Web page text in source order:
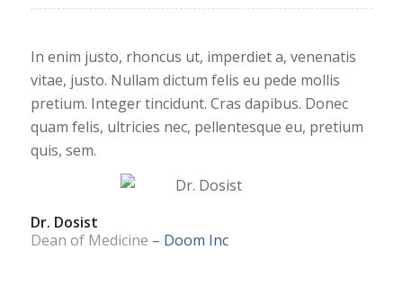
In enim justo, rhoncus ut, imperdiet a, venenatis
vitae, justo. Nullam dictum felis eu pede mollis
pretium. Integer tincidunt. Cras dapibus. Donec
quam felis, ultricies nec, pellentesque eu, pretium
quis, sem.
Dr. Dosist
Dean of Medicine – Doom Inc